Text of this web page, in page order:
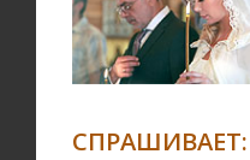
СПРАШИВАЕТ: